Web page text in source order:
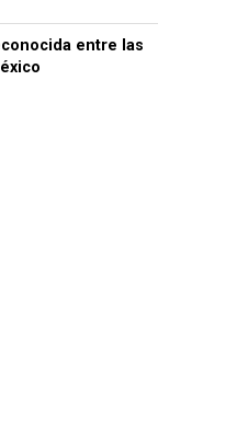
entre las